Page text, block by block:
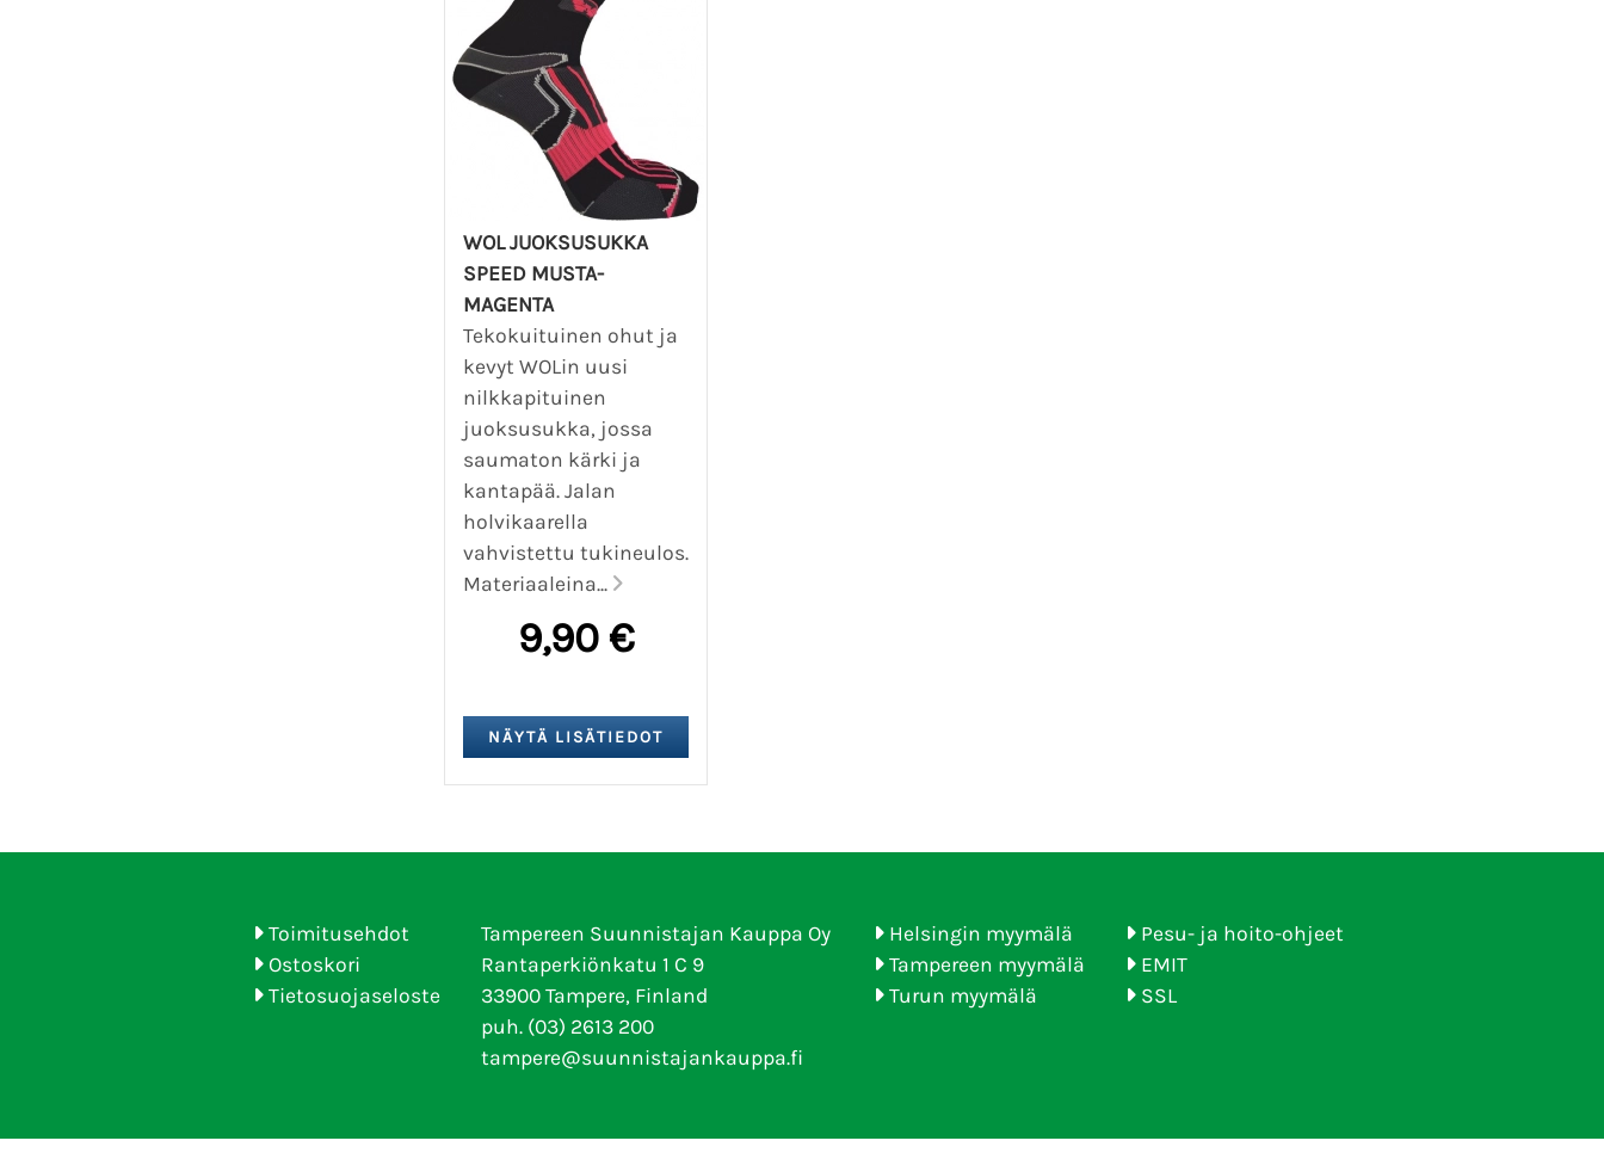
WOL JUOKSUSUKKA
SPEED MUSTA-
MAGENTA
Tekokuituinen ohut ja
kevyt WOLin uusi
nilkkapituinen
juoksusukka, jossa
saumaton kärki ja
kantapää. Jalan
holvikaarella
vahvistettu tukineulos.
Materiaaleina...
9,90 €
Toimitusehdot
Ostoskori
Tietosuojaseloste
Tampereen Suunnistajan Kauppa Oy
Rantaperkiönkatu 1 C 9
33900 Tampere, Finland
puh. (03) 2613 200
tampere@suunnistajankauppa.fi
Helsingin myymälä
Tampereen myymälä
Turun myymälä
Pesu- ja hoito-ohjeet
EMIT
SSL